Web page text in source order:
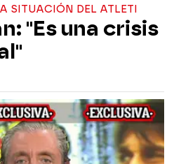
SITUACIÓN DEL ATLETI
"Es una crisis